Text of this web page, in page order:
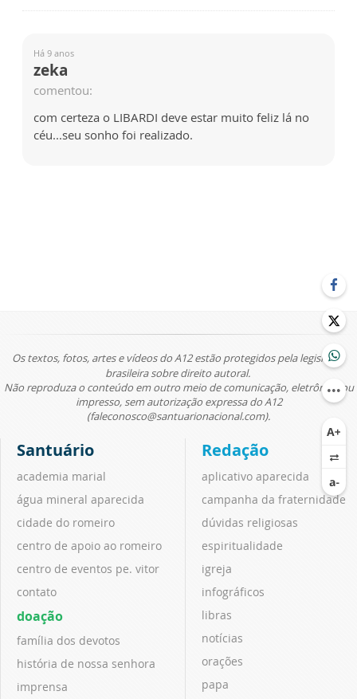
Há 9 anos
zeka
comentou:
com certeza o LIBARDI deve estar muito feliz lá no
céu...seu sonho foi realizado.
Os textos, fotos, artes e vídeos do A12 estão protegidos pela legislação
brasileira sobre direito autoral.
Não reproduza o conteúdo em outro meio de comunicação, eletrônico ou
impresso, sem autorização expressa do A12
(faleconosco@santuarionacional.com).
Santuário
academia marial
água mineral aparecida
cidade do romeiro
centro de apoio ao romeiro
centro de eventos pe. vitor
contato
doação
família dos devotos
história de nossa senhora
imprensa
Redação
aplicativo aparecida
campanha da fraternidade
dúvidas religiosas
espiritualidade
igreja
infográficos
libras
notícias
orações
papa